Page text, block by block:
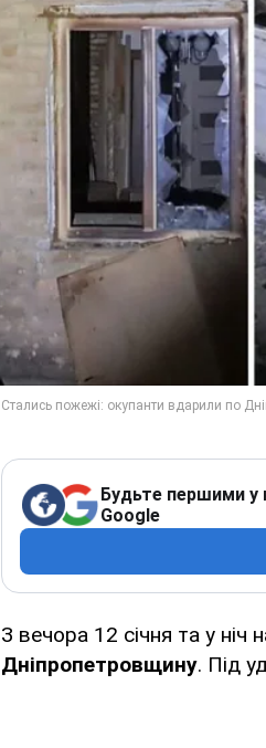
Будьте першими у
Google
З вечора 12 січня та у ніч
Дніпропетровщину. Під